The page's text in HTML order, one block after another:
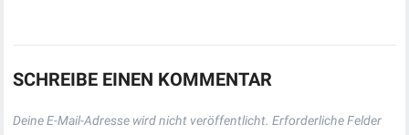
SCHREIBE EINEN KOMMENTAR
Deine E-Mail-Adresse wird nicht veröffentlicht. Erforderliche Felder